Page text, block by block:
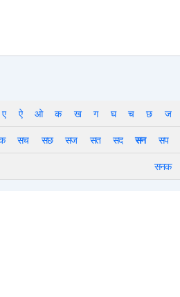
ए ऐ ओ क ख ग घ च छ ज
सच सछ सज सत सद सन सप
सनक